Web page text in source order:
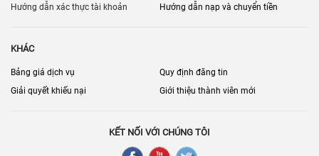
Hướng dẫn xác thực tài khoản
Hướng dẫn nạp và chuyển tiền
KHÁC
Bảng giá dịch vụ
Quy định đăng tin
Giải quyết khiếu nại
Giới thiệu thành viên mới
KẾT NỐI VỚI CHÚNG TÔI